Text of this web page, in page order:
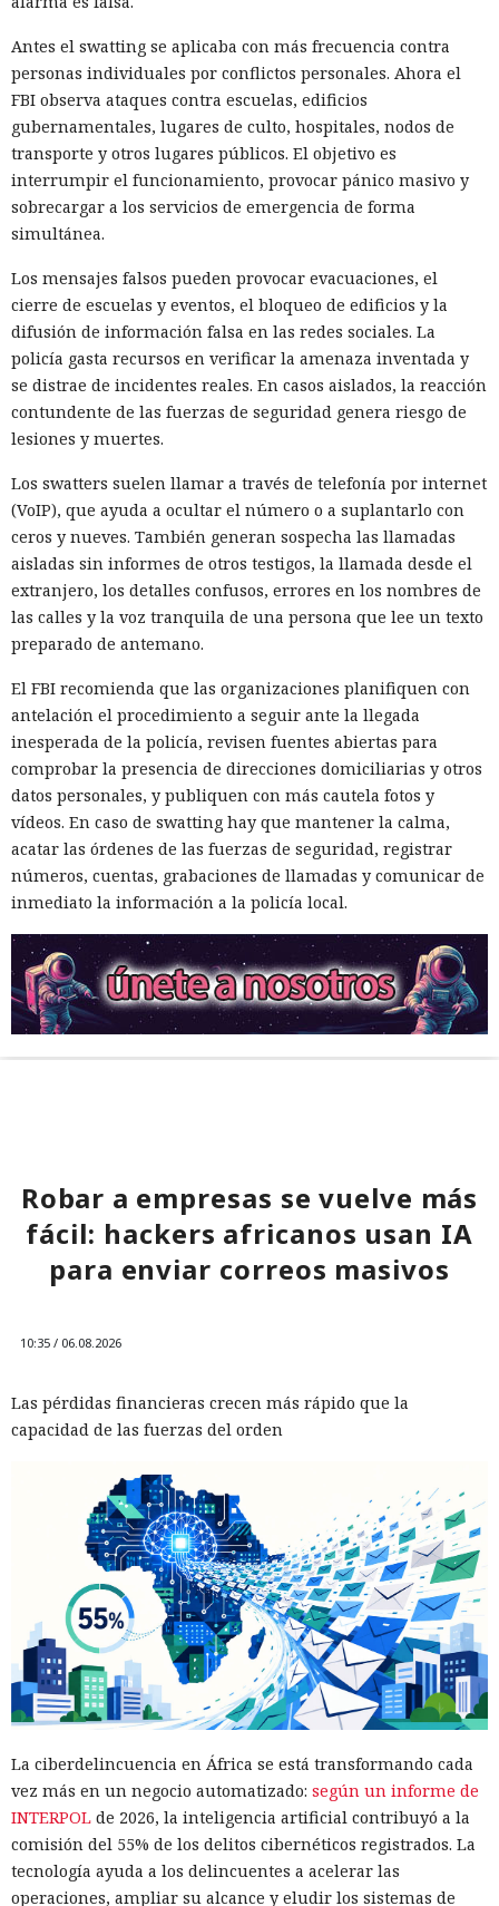
Antes el swatting se aplicaba con más frecuencia contra
personas individuales por conflictos personales. Ahora el
FBI observa ataques contra escuelas, edificios
gubernamentales, lugares de culto, hospitales, nodos de
transporte y otros lugares públicos. El objetivo es
interrumpir el funcionamiento, provocar pánico masivo y
sobrecargar a los servicios de emergencia de forma
simultánea.
Los mensajes falsos pueden provocar evacuaciones, el
cierre de escuelas y eventos, el bloqueo de edificios y la
difusión de información falsa en las redes sociales. La
policía gasta recursos en verificar la amenaza inventada y
se distrae de incidentes reales. En casos aislados, la reacción
contundente de las fuerzas de seguridad genera riesgo de
lesiones y muertes.
Los swatters suelen llamar a través de telefonía por internet
(VoIP), que ayuda a ocultar el número o a suplantarlo con
ceros y nueves. También generan sospecha las llamadas
aisladas sin informes de otros testigos, la llamada desde el
extranjero, los detalles confusos, errores en los nombres de
las calles y la voz tranquila de una persona que lee un texto
preparado de antemano.
El FBI recomienda que las organizaciones planifiquen con
antelación el procedimiento a seguir ante la llegada
inesperada de la policía, revisen fuentes abiertas para
comprobar la presencia de direcciones domiciliarias y otros
datos personales, y publiquen con más cautela fotos y
vídeos. En caso de swatting hay que mantener la calma,
acatar las órdenes de las fuerzas de seguridad, registrar
números, cuentas, grabaciones de llamadas y comunicar de
inmediato la información a la policía local.
Robar a empresas se vuelve más
fácil: hackers africanos usan IA
para enviar correos masivos
10:35 / 06.08.2026
Las pérdidas financieras crecen más rápido que la
capacidad de las fuerzas del orden
La ciberdelincuencia en África se está transformando cada
vez más en un negocio automatizado: según un informe de
INTERPOL de 2026, la inteligencia artificial contribuyó a la
comisión del 55% de los delitos cibernéticos registrados. La
tecnología ayuda a los delincuentes a acelerar las
operaciones, ampliar su alcance y eludir los sistemas de